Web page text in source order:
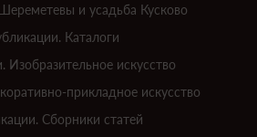
и усадьба Кусково
Каталоги
Изобразительное искусство
прикладное искусство
Сборники статей